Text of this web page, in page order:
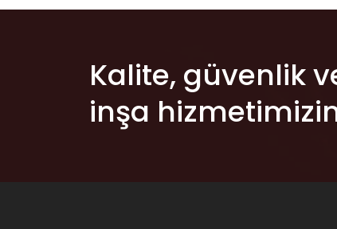
Kalite, güvenlik
inşa